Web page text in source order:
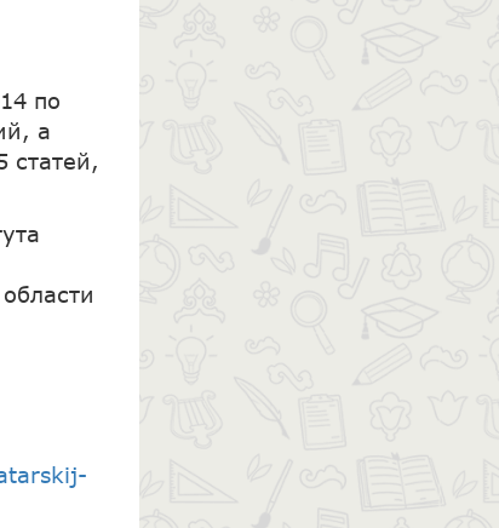
по
а
статей,